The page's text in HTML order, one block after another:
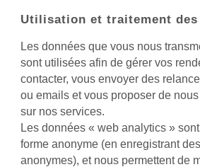
Utilisation et traitement des
Les données que vous nous
sont utilisées afin de gérer vos
contacter, vous envoyer des
ou emails et vous proposer de
sur nos services.
Les données « web analytics »
forme anonyme (en enregistrant
anonymes), et nous permettent de